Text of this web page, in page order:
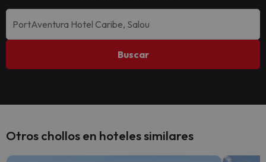
Buscar
Otros chollos en hoteles similares